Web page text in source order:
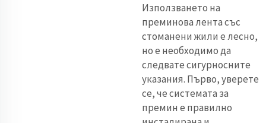
Използването на
преминова лента със
стоманени жили е лесно,
но е необходимо да
следвате сигурносните
указания. Първо, уверете
се, че системата за
премин е правилно